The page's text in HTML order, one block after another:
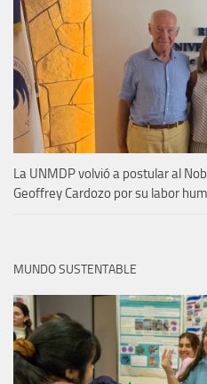
La UNMDP volvió a postular al
Geoffrey Cardozo por su labor
MUNDO SUSTENTABLE